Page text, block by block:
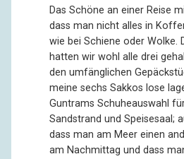
Das Schöne an einer Reise
dass man nicht alles in
wie bei Schiene oder Wolke.
hatten wir wohl alle drei
den umfänglichen
meine sechs Sakkos lose
Guntrams Schuheauswahl
Sandstrand und Speisesaal;
dass man am Meer einen
am Nachmittag und dass